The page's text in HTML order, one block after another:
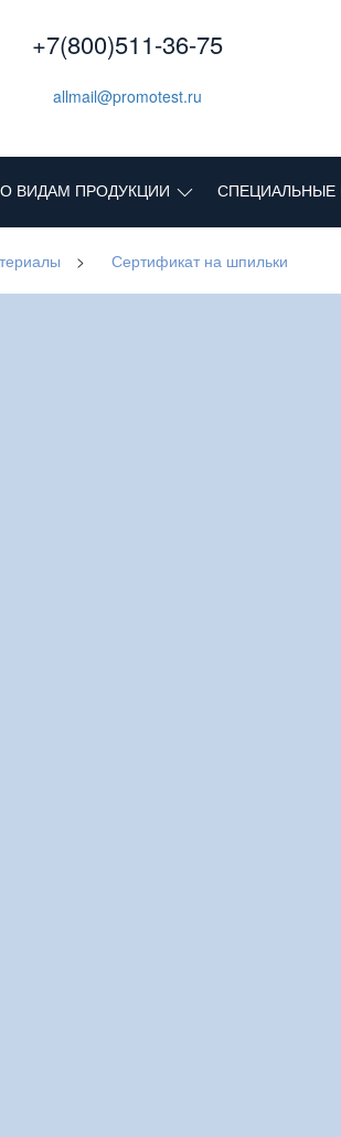
+7(800)511-36-75
allmail@promotest.ru
ВИДАМ ПРОДУКЦИИ
> Сертификат на шпильки